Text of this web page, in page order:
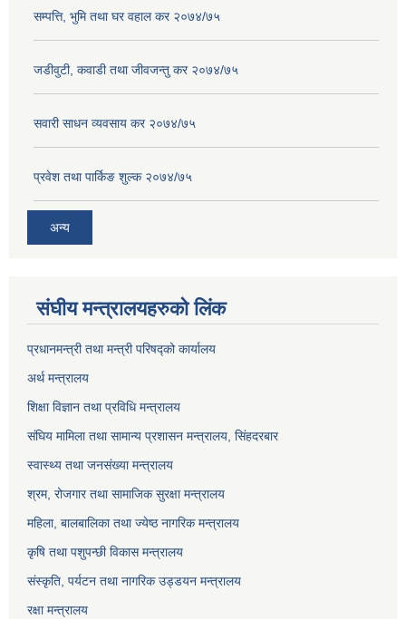
सम्पत्ति, भुमि तथा घर वहाल कर २०७४/७५
जडीवुटी, कवाडी तथा जीवजन्तु कर २०७४/७५
सवारी साधन व्यवसाय कर २०७४/७५
प्रवेश तथा पार्किङ शुल्क २०७४/७५
अन्य
संघीय मन्त्रालयहरुको लिंक
प्रधानमन्त्री तथा मन्त्री परिषद्को कार्यालय
अर्थ मन्त्रालय
शिक्षा विज्ञान तथा प्रविधि मन्त्रालय
संघिय मामिला तथा सामान्य प्रशासन मन्त्रालय, सिंहदरबार
स्वास्थ्य तथा जनसंख्या मन्त्रालय
श्रम, रोजगार तथा सामाजिक सुरक्षा मन्त्रालय
महिला, बालबालिका तथा ज्येष्ठ नागरिक मन्त्रालय
कृषि तथा पशुपन्छी विकास मन्त्रालय
संस्कृति, पर्यटन तथा नागरिक उड्डयन मन्त्रालय
रक्षा मन्त्रालय